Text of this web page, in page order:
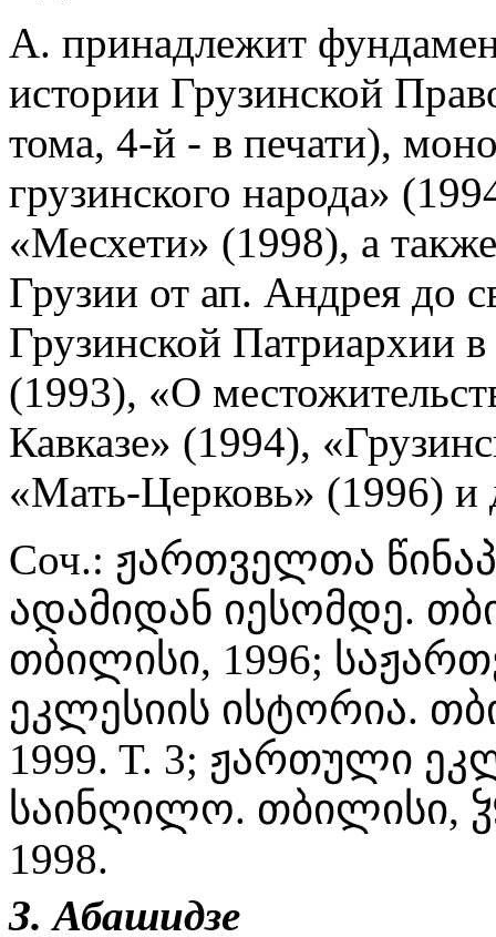
А. принадлежит
истории Грузинской
тома, 4-й - в печати),
грузинского народа»
«Месхети» (1998), а
Грузии от ап. Андрея до
Грузинской Патриархии
(1993), «О
Кавказе» (1994),
«Мать-Церковь» (1996) и
Соч.: ჟართველთა
ადამიდან იესომდე.
თბილისი, 1996;
ეკლესიის ისტორია.
1999. T. 3; ჟართული
საინღილო. თბილისი,
1998.
З. Абашидзе